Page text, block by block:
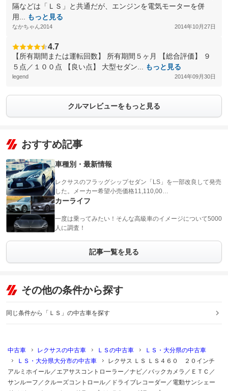
隔などは「ＬＳ」と共通だが、エンジンを電気モーターを併
用...
もっと見る
なかちゃん2014 2014年10月27日
4.7
【所有期間または運転回数】 所有期間５ヶ月 【総合評価】 ９
５点／１００点 【良い点】 大型セダン...
もっと見る
legend 2014年09月30日
クルマレビューをもっと見る
おすすめ記事
車種別・最新情報
レクサスのフラッグシップセダン「LS」を一部改良して発売
した。メーカー希望小売価格11,110,00…
カーライフ
一度は乗ってみたい！そんな高級車のイメージについて5000
人に調査！
記事一覧を見る
その他の条件から探す
同じ条件から「ＬＳ」の中古車を探す
中古車 レクサスの中古車 ＬＳの中古車
ＬＳ・大分県の中古車
ＬＳ・大分県大分市の中古車
レクサス ＬＳ ＬＳ４６０ ２０インチ
アルミホイール／エアサスコントローラー／ナビ／バックカメラ／ＥＴＣ／
サンルーフ／クルーズコントロール／ドライブレコーダー／電動サンシェー